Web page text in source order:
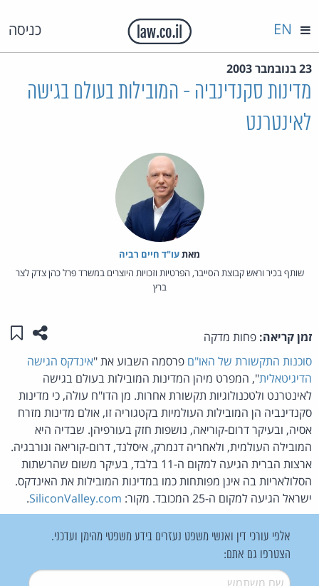
כניסה EN
23 בנובמבר 2003
מדינות סקנדינביה - המובילות בעולם בגישה
לאינטרנט
מאת‏עו"ד חיים רביה
שותף בכיר וראש קבוצת הסייבר, הפרטיות וזכויות היוצרים במשרד פרל כהן צדק לצר
ברץ
זמן קריאה: פחות מדקה שתפו
סוכנות התקשורת של האו"ם פרסמה השבוע את "אינדקס הגישה
הדיגיטאלית", המפרט מיהן המדינות המובילות בעולם בגישה
לאינטרנט ולטכנולוגיות תקשורת אחרות. מן הדו"ח עולה, כי מדינות
סקנדינביה הן המובילות העולמיות בקטגוריה זו, אולם מדינות מזרח
אסיה, ובעיקר דרום-קוריאה, נושפות חזק בעורפיהן. שבדיה היא
המובילה העולמית, ולאחריה דנמרק, איסלנד, דרום-קוריאה ונורבגיה.
ארצות הברית הגיעה למקום ה-11 בלבד, בעיקר משום שהרשתות
הסלולאריות בה אינן מפותחות כמו במדינות המובילות את האינדקס.
ישראל הגיעה למקום ה-25 המכובד. מקור:
SiliconValley.com
.
אלפי עורכי דין ואנשי משפט נעזרים בידע משפטי מהימן ועדכני.
הצטרפו גם אתם:
שם משתמש*